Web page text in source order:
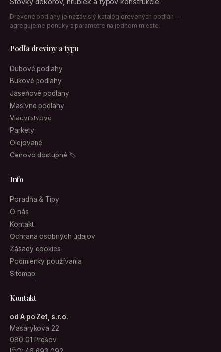
Stovky dekorov, hrubiek a typov konštrukcie.
Drevené podlahy je nezávislý katalóg drevených podláh —
agregujeme ponuky a parametre na jednom mieste.
Podľa dreviny a typu
Dubové podlahy
Bukové podlahy
Jaseňové podlahy
Masívne podlahy
Viacvrstvové
Parkety
Olejované
Cenovo dostupné 🏷
Info
Poradňa & Tipy
O nás
Kontakt
Ochrana osobných údajov
Zásady cookies
Podmienky používania
Sitemap
Kontakt
od A po Zet, s.r.o.
Masarykova 22
080 01 Prešov